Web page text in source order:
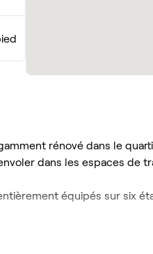
rénové dans le
dans les espaces de
équipés sur six
que vous